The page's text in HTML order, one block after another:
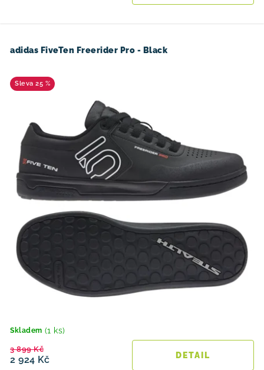
adidas FiveTen Freerider Pro - Black
25 %
Skladem (1 ks)
2 924 Kč
3 899 Kč